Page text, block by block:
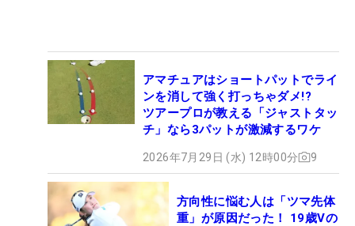
アマチュアはショートパットでライ
ンを消して強く打っちゃダメ!?
ツアープロが教える「ジャストタッ
チ」なら3パットが激減するワケ
2026年7月29日 (水) 12時00分 9
方向性に悩む人は「ツマ先体
重」が原因だった！ 19歳Vの